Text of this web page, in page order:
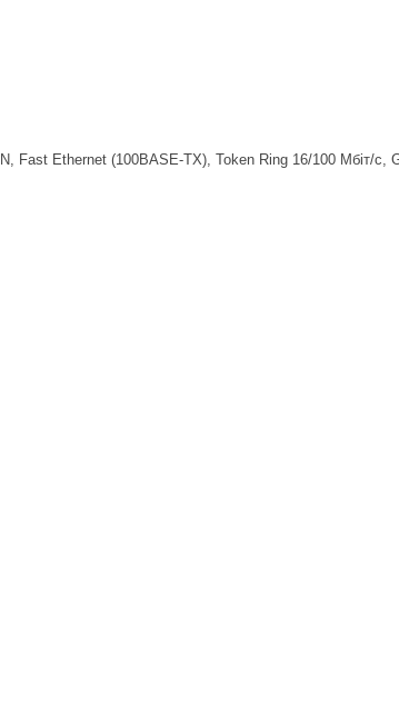
Fast Ethernet (100BASE-TX), Token Ring 16/100 Мбіт/с,